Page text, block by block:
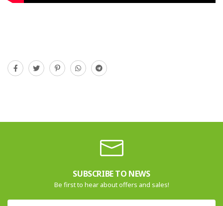
SUBSCRIBE TO NEWS
Be first to hear about offers and sales!